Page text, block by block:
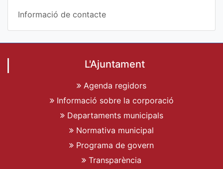
Informació de contacte
L'Ajuntament
Agenda regidors
Informació sobre la corporació
Departaments municipals
Normativa municipal
Programa de govern
Transparència